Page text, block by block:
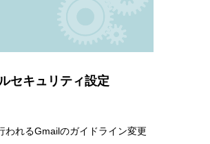
セキュリティ設定
われるGmailのガイドライン変更